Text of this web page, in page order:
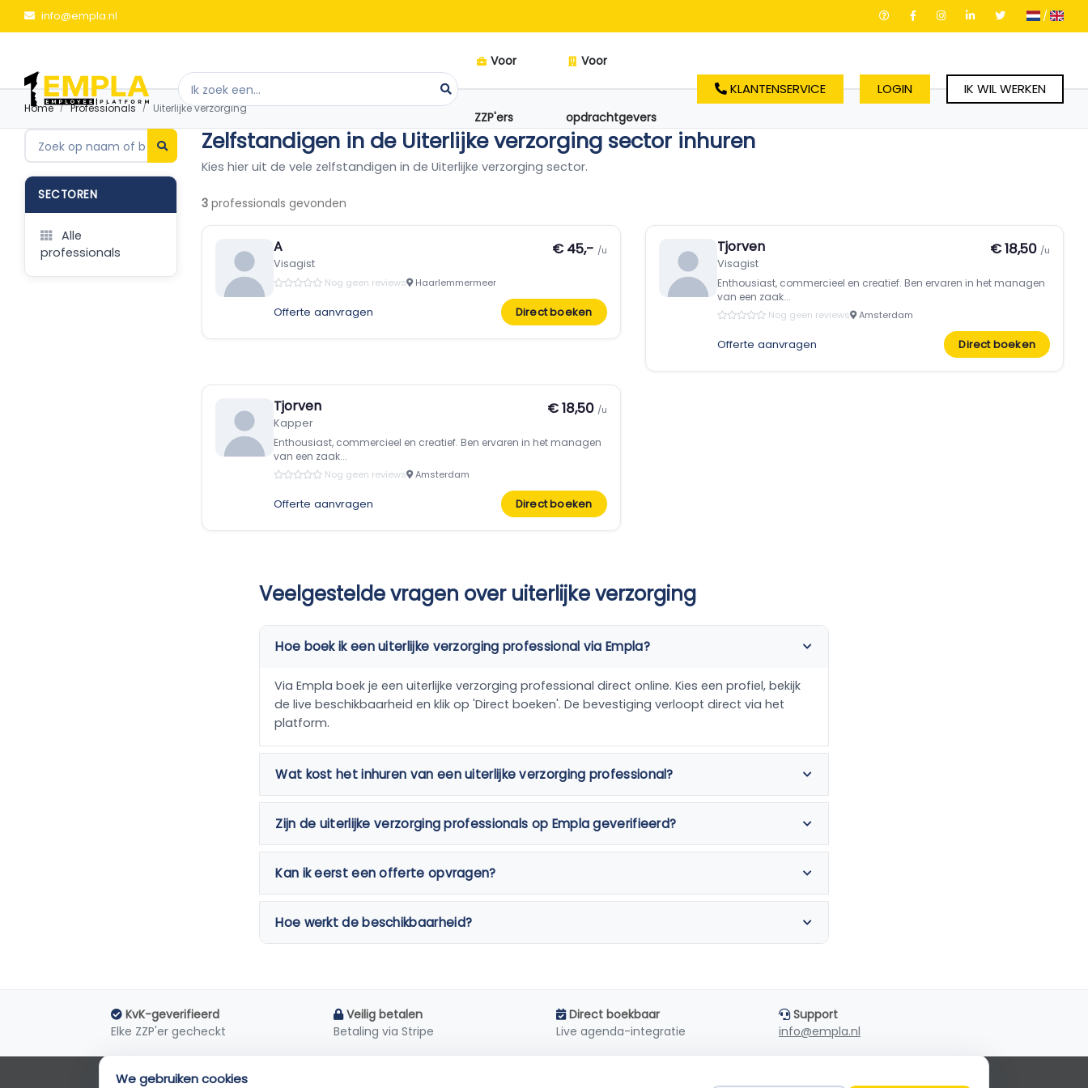
info@empla.nl /
Voor
ZZP'ers
Voor
opdrachtgevers
KLANTENSERVICE LOGIN IK WIL WERKEN
Home Professionals Uiterlijke verzorging
SECTOREN
Alle
professionals
Zelfstandigen in de Uiterlijke verzorging sector inhuren
Kies hier uit de vele zelfstandigen in de Uiterlijke verzorging sector.
3 professionals gevonden
A
Visagist
€ 45,- /u
Nog geen reviews Haarlemmermeer
Offerte aanvragen Direct boeken
Tjorven
Visagist
€ 18,50 /u
Enthousiast, commercieel en creatief. Ben ervaren in het managen
van een zaak...
Nog geen reviews Amsterdam
Offerte aanvragen Direct boeken
Tjorven
Kapper
€ 18,50 /u
Enthousiast, commercieel en creatief. Ben ervaren in het managen
van een zaak...
Nog geen reviews Amsterdam
Offerte aanvragen Direct boeken
Veelgestelde vragen over uiterlijke verzorging
Hoe boek ik een uiterlijke verzorging professional via Empla?
Via Empla boek je een uiterlijke verzorging professional direct online. Kies een profiel, bekijk
de live beschikbaarheid en klik op 'Direct boeken'. De bevestiging verloopt direct via het
platform.
Wat kost het inhuren van een uiterlijke verzorging professional?
Zijn de uiterlijke verzorging professionals op Empla geverifieerd?
Kan ik eerst een offerte opvragen?
Hoe werkt de beschikbaarheid?
KvK-geverifieerd
Elke ZZP'er gecheckt
Veilig betalen
Betaling via Stripe
Direct boekbaar
Live agenda-integratie
Support
info@empla.nl
Altijd beschikbaar, stel een vraag
We gebruiken cookies